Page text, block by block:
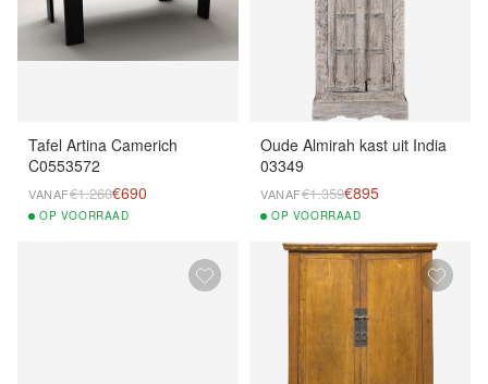
Tafel Artina Camerich
C0553572
VANAF€1.260€690
OP VOORRAAD
Oude Almirah kast uit India
03349
VANAF€1.359€895
OP VOORRAAD